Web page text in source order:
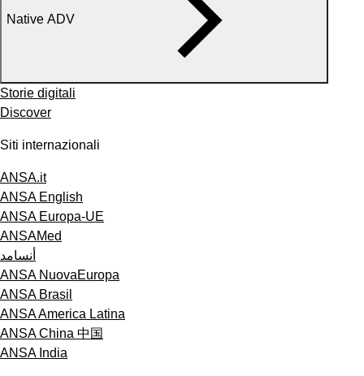
Native ADV
Storie digitali
Discover
Siti internazionali
ANSA.it
ANSA English
ANSA Europa-UE
ANSAMed
أنسامد
ANSA NuovaEuropa
ANSA Brasil
ANSA America Latina
ANSA China 中国
ANSA India